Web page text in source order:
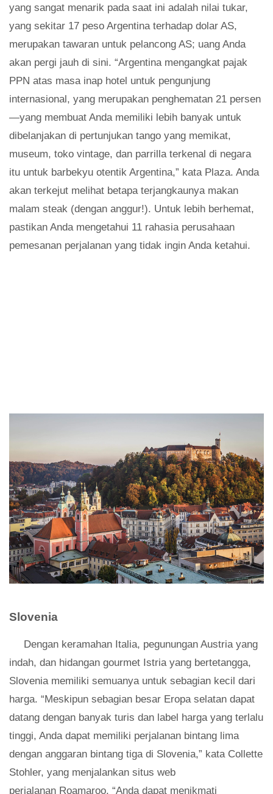
yang sangat menarik pada saat ini adalah nilai tukar,
yang sekitar 17 peso Argentina terhadap dolar AS,
merupakan tawaran untuk pelancong AS; uang Anda
akan pergi jauh di sini. “Argentina mengangkat pajak
PPN atas masa inap hotel untuk pengunjung
internasional, yang merupakan penghematan 21 persen
—yang membuat Anda memiliki lebih banyak untuk
dibelanjakan di pertunjukan tango yang memikat,
museum, toko vintage, dan parrilla terkenal di negara
itu untuk barbekyu otentik Argentina,” kata Plaza. Anda
akan terkejut melihat betapa terjangkaunya makan
malam steak (dengan anggur!). Untuk lebih berhemat,
pastikan Anda mengetahui 11 rahasia perusahaan
pemesanan perjalanan yang tidak ingin Anda ketahui.
Slovenia
Dengan keramahan Italia, pegunungan Austria yang
indah, dan hidangan gourmet Istria yang bertetangga,
Slovenia memiliki semuanya untuk sebagian kecil dari
harga. “Meskipun sebagian besar Eropa selatan dapat
datang dengan banyak turis dan label harga yang terlalu
tinggi, Anda dapat memiliki perjalanan bintang lima
dengan anggaran bintang tiga di Slovenia,” kata Collette
Stohler, yang menjalankan situs web
perjalanan Roamaroo. “Anda dapat menikmati